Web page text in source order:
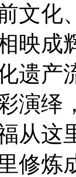
文化
映成
遗产
演绎
从这
修炼